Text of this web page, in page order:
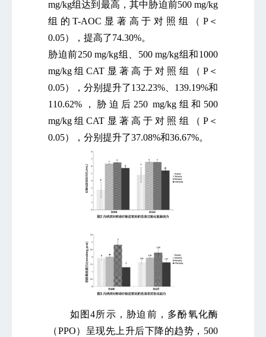
mg/kg组达到最高，其中胁迫前500 mg/kg
组的T-AOC显著高于对照组（P＜
0.05），提高了74.30%。
胁迫前250 mg/kg组、500 mg/kg组和1000
mg/kg组CAT显著高于对照组（P＜
0.05），分别提升了132.23%、139.19%和
110.62%，胁迫后250 mg/kg组和500
mg/kg组CAT显著高于对照组（P＜
0.05），分别提升了37.08%和36.67%。
如图4所示，胁迫前，多酚氧化酶
（PPO）呈现先上升后下降的趋势，500